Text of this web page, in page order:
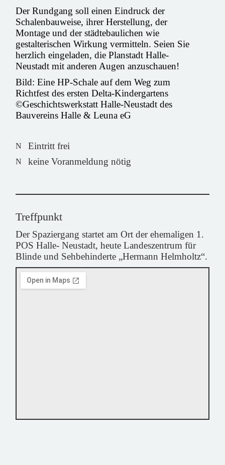
Der Rundgang soll einen Eindruck der
Schalenbauweise, ihrer Herstellung, der
Montage und der städtebaulichen wie
gestalterischen Wirkung vermitteln. Seien Sie
herzlich eingeladen, die Planstadt Halle-
Neustadt mit anderen Augen anzuschauen!
Bild: Eine HP-Schale auf dem Weg zum
Richtfest des ersten Delta-Kindergartens
©Geschichtswerkstatt Halle-Neustadt des
Bauvereins Halle & Leuna eG
Eintritt frei
keine Voranmeldung nötig
Treffpunkt
Der Spaziergang startet am Ort der ehemaligen 1.
POS Halle- Neustadt, heute Landeszentrum für
Blinde und Sehbehinderte „Hermann Helmholtz“.